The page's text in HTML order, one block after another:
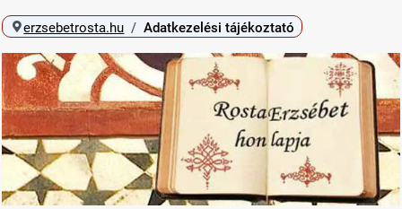
erzsebetrosta.hu Adatkezelési tájékoztató